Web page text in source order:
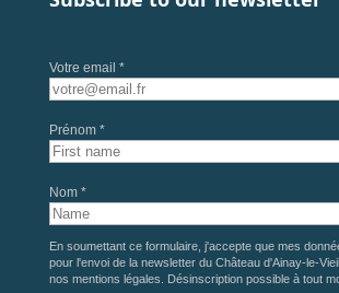
Votre email *
Prénom *
Nom *
En soumettant ce formulaire, j'accepte que mes
pour l'envoi de la newsletter du Château d'Ainay-le-
nos mentions légales . Désinscription possible à tout